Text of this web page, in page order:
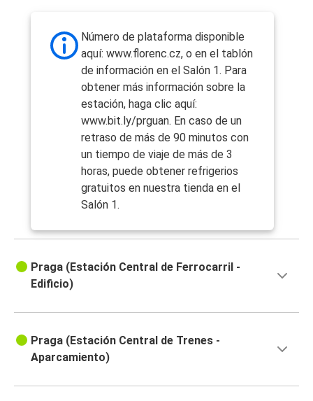
Número de plataforma disponible
aquí: www.florenc.cz, o en el tablón
de información en el Salón 1. Para
obtener más información sobre la
estación, haga clic aquí:
www.bit.ly/prguan. En caso de un
retraso de más de 90 minutos con
un tiempo de viaje de más de 3
horas, puede obtener refrigerios
gratuitos en nuestra tienda en el
Salón 1.
Praga (Estación Central de Ferrocarril -
Edificio)
Praga (Estación Central de Trenes -
Aparcamiento)